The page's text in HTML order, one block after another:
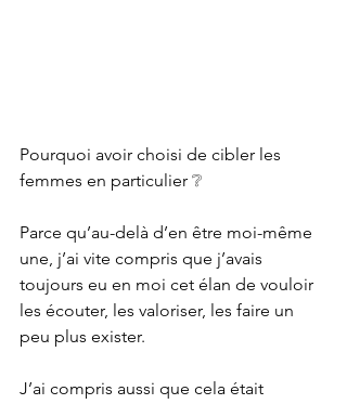
Pourquoi avoir choisi de cibler les
femmes en particulier ❔
Parce qu’au-delà d’en être moi-même
une, j’ai vite compris que j’avais
toujours eu en moi cet élan de vouloir
les écouter, les valoriser, les faire un
peu plus exister.
J’ai compris aussi que cela était